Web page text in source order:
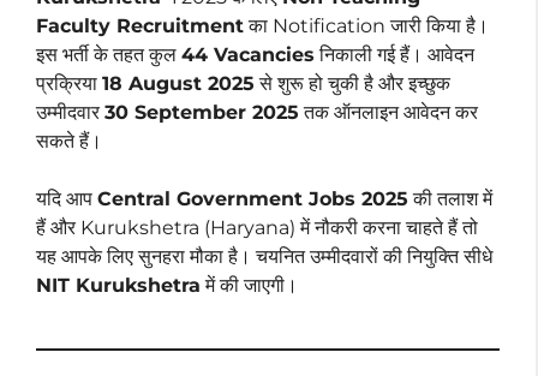
Faculty Recruitmentका Notification जारी किया है।
इस भर्ती के तहत कुल 44 Vacancies निकाली गई हैं। आवेदन
प्रक्रिया 18 August 2025 से शुरू हो चुकी है और इच्छुक
उम्मीदवार 30 September 2025 तक ऑनलाइन आवेदन कर
सकते हैं।
यदि आप Central Government Jobs 2025 की तलाश में
हैं और Kurukshetra (Haryana) में नौकरी करना चाहते हैं तो
यह आपके लिए सुनहरा मौका है। चयनित उम्मीदवारों की नियुक्ति सीधे
NIT Kurukshetra में की जाएगी।